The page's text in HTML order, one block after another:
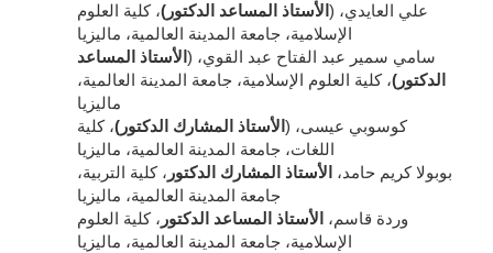
علي العايدي، ( الأستاذ المساعد الدكتور)، كلية العلوم
الإسلامية، جامعة المدينة العالمية، ماليزيا
سامي سمير عبد الفتاح عبد القوي، ( الأستاذ المساعد
الدكتور)، كلية العلوم الإسلامية، جامعة المدينة العالمية،
ماليزيا
كوسوبي عيسى، ( الأستاذ المشارك الدكتور)، كلية
اللغات، جامعة المدينة العالمية، ماليزيا
بوبولا كريم حامد، الأستاذ المشارك الدكتور ، كلية التربية،
جامعة المدينة العالمية، ماليزيا
وردة قاسم، الأستاذ المساعد الدكتور ، كلية العلوم
الإسلامية، جامعة المدينة العالمية، ماليزيا